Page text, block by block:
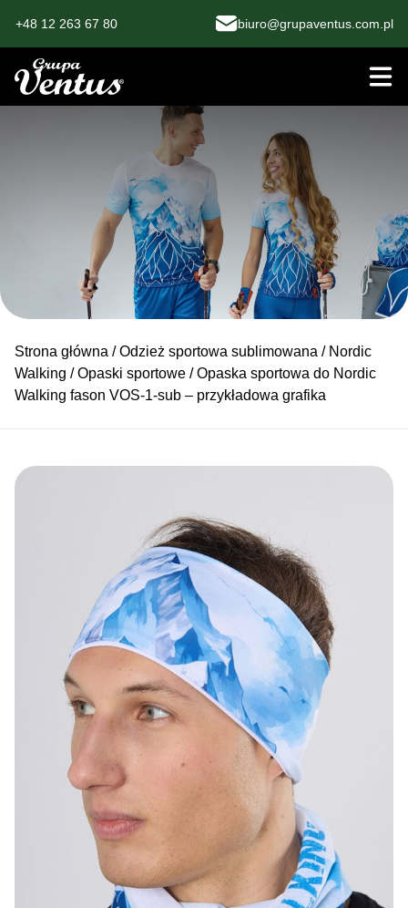
+48 12 263 67 80 biuro@grupaventus.com.pl
Strona główna /Odzież sportowa sublimowana / Nordic
Walking /Opaski sportowe / Opaska sportowa do Nordic
Walking fason VOS-1-sub – przykładowa grafika